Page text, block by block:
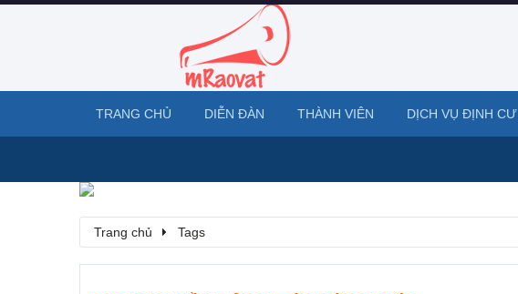
Trang chủ Tags
TRANG CHỦ DIỄN ĐÀN THÀNH VIÊN DỊCH VỤ ĐỊNH CƯ